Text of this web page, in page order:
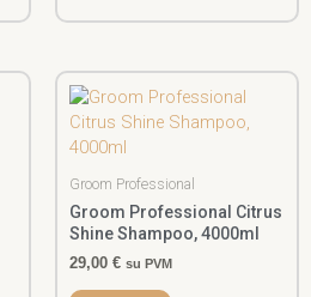
Groom Professional
Groom Professional Citrus
Shine Shampoo, 4000ml
29,00 € su PVM